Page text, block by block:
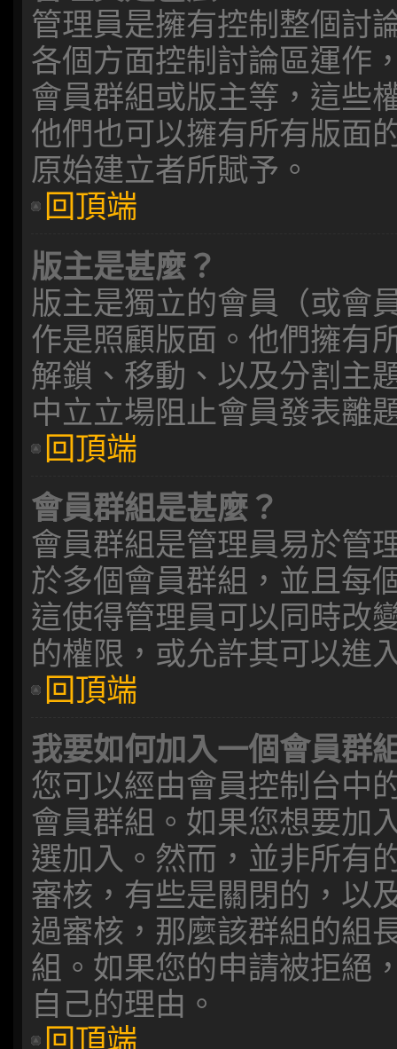
管理員是擁有控制整個討
各個方面控制討論區運作
會員群組或版主等，這些
他們也可以擁有所有版面
原始建立者所賦予。
回頂端
版主是甚麼？
版主是獨立的會員（或會
作是照顧版面。他們擁有
解鎖、移動、以及分割主
中立立場阻止會員發表離
回頂端
會員群組是甚麼？
會員群組是管理員易於管
於多個會員群組，並且每
這使得管理員可以同時改
的權限，或允許其可以進
回頂端
我要如何加入一個會員群
您可以經由會員控制台中
會員群組。如果您想要加
選加入。然而，並非所有
審核，有些是關閉的，以
過審核，那麼該群組的組
組。如果您的申請被拒絕
自己的理由。
回頂端